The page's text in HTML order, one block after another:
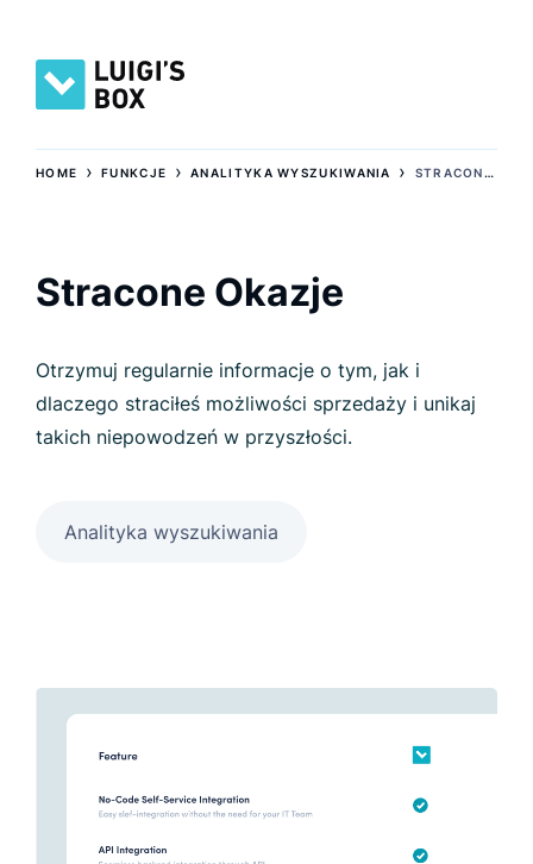
HOME ›FUNKCJE ›ANALITYKA WYSZUKIWANIA › STRACONE OKAZJE
Stracone Okazje
Otrzymuj regularnie informacje o tym, jak i
dlaczego straciłeś możliwości sprzedaży i unikaj
takich niepowodzeń w przyszłości.
Analityka wyszukiwania